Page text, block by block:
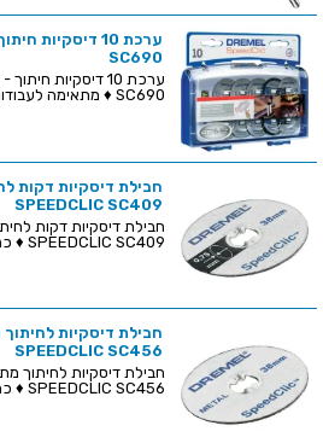
SC690
SC690 ♦ מתאימה לעבודות חיתוך במתכות ופלסטיק&n...
SPEEDCLIC SC409
SPEEDCLIC SC409 ♦ כמות בחבילה : 5 יחידות ...
SPEEDCLIC SC456
SPEEDCLIC SC456 ♦ כמות בחבילה : 5 יחידות ...